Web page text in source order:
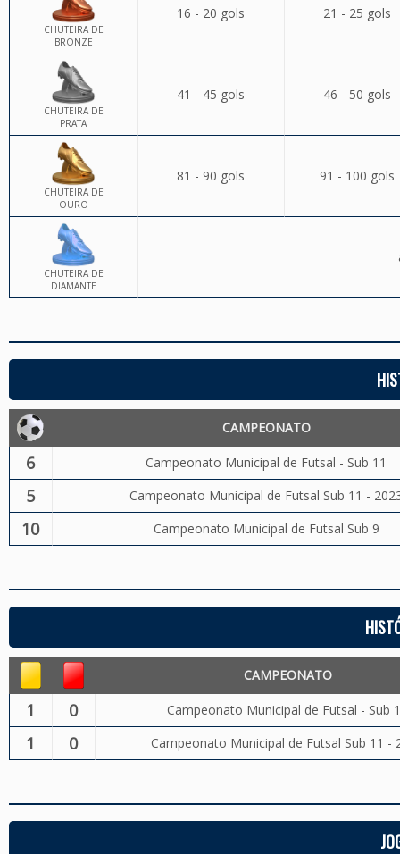
CHUTEIRA DE
BRONZE
16 - 20 gols 21 - 25 gols
CHUTEIRA DE
PRATA
41 - 45 gols 46 - 50 gols
CHUTEIRA DE
OURO
81 - 90 gols 91 - 100 gols
CHUTEIRA DE
DIAMANTE
CAMPEONATO
6 Campeonato Municipal de Futsal - Sub 11
5 Campeonato Municipal de Futsal Sub 11 -
10 Campeonato Municipal de Futsal Sub 9
CAMPEONATO
1 0 Campeonato Municipal de Futsal - Sub
1 0 Campeonato Municipal de Futsal Sub 11 -